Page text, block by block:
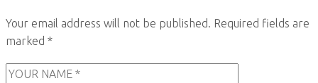
Your email address will not be published. Required fields are
marked *